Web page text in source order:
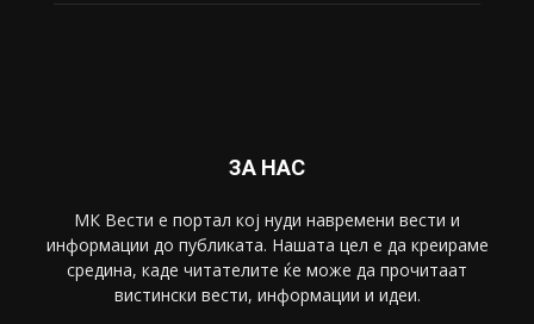
ЗА НАС
МК Вести е портал коj нуди навремени вести и
информации до публиката. Нашата цел е да креираме
средина, каде читателите ќе може да прочитаат
вистински вести, информации и идеи.